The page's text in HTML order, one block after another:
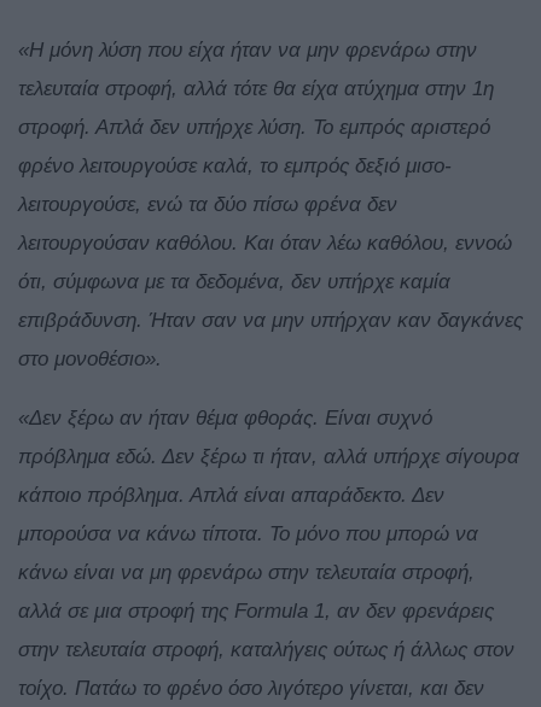
«Η μόνη λύση που είχα ήταν να μην φρενάρω στην
τελευταία στροφή, αλλά τότε θα είχα ατύχημα στην 1η
στροφή. Απλά δεν υπήρχε λύση. Το εμπρός αριστερό
φρένο λειτουργούσε καλά, το εμπρός δεξιό μισο-
λειτουργούσε, ενώ τα δύο πίσω φρένα δεν
λειτουργούσαν καθόλου. Και όταν λέω καθόλου, εννοώ
ότι, σύμφωνα με τα δεδομένα, δεν υπήρχε καμία
επιβράδυνση. Ήταν σαν να μην υπήρχαν καν δαγκάνες
στο μονοθέσιο».
«Δεν ξέρω αν ήταν θέμα φθοράς. Είναι συχνό
πρόβλημα εδώ. Δεν ξέρω τι ήταν, αλλά υπήρχε σίγουρα
κάποιο πρόβλημα. Απλά είναι απαράδεκτο. Δεν
μπορούσα να κάνω τίποτα. Το μόνο που μπορώ να
κάνω είναι να μη φρενάρω στην τελευταία στροφή,
αλλά σε μια στροφή της Formula 1, αν δεν φρενάρεις
στην τελευταία στροφή, καταλήγεις ούτως ή άλλως στον
τοίχο. Πατάω το φρένο όσο λιγότερο γίνεται, και δεν